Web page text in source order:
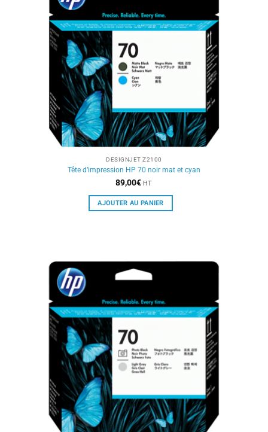
DESIGNJET Z2100
Tête d’impression HP 70 noir mat et cyan
89,00€ HT
AJOUTER AU PANIER